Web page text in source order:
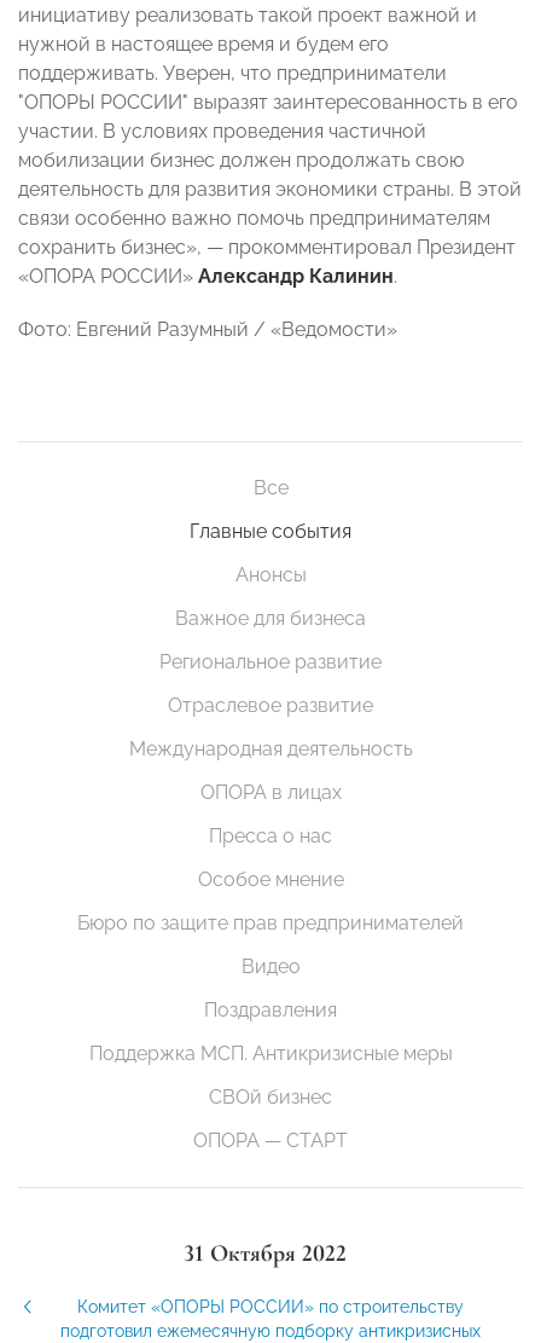
инициативу реализовать такой проект важной и
нужной в настоящее время и будем его
поддерживать. Уверен, что предприниматели
"ОПОРЫ РОССИИ" выразят заинтересованность в его
участии. В условиях проведения частичной
мобилизации бизнес должен продолжать свою
деятельность для развития экономики страны. В этой
связи особенно важно помочь предпринимателям
сохранить бизнес», — прокомментировал Президент
«ОПОРА РОССИИ» Александр Калинин.
Фото: Евгений Разумный / «Ведомости»
Все
Главные события
Анонсы
Важное для бизнеса
Региональное развитие
Отраслевое развитие
Международная деятельность
ОПОРА в лицах
Пресса о нас
Особое мнение
Бюро по защите прав предпринимателей
Видео
Поздравления
Поддержка МСП. Антикризисные меры
СВОй бизнес
ОПОРА — СТАРТ
31 Октября 2022
Комитет «ОПОРЫ РОССИИ» по строительству
подготовил ежемесячную подборку антикризисных